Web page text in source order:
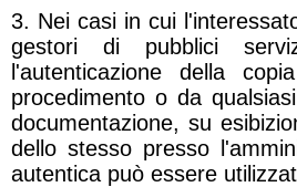
3. Nei casi in cui
gestori di pubblici
l'autenticazione della
procedimento o da
documentazione, su
dello stesso presso
autentica può essere